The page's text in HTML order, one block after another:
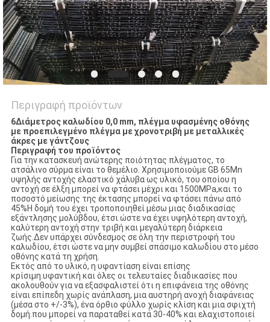
Περιγραφή προϊόντων
6Διάμετρος καλωδίου 0,0 mm, πλέγμα υφασμένης οθόνης
με προεπιλεγμένο πλέγμα με χρονοτριβή με μεταλλικές
άκρες με γάντζους
Περιγραφή του προϊόντος
Για την κατασκευή ανώτερης ποιότητας πλέγματος, το
ατσάλινο σύρμα είναι το θεμέλιο. Χρησιμοποιούμε GB 65Mn
υψηλής αντοχής ελαστικό χάλυβα ως υλικό, του οποίου η
αντοχή σε έλξη μπορεί να φτάσει μέχρι και 1500MPa,και το
ποσοστό μείωσης της έκτασης μπορεί να φτάσει πάνω από
45%Η δομή του έχει τροποποιηθεί μέσω μιας διαδικασίας
εξάντλησης μολύβδου, έτσι ώστε να έχει υψηλότερη αντοχή,
καλύτερη αντοχή στην τριβή και μεγαλύτερη διάρκεια
ζωής.Δεν υπάρχει σύνδεσμος σε όλη την περιστροφή του
καλωδίου, έτσι ώστε να μην συμβεί σπάσιμο καλωδίου στο μέσο
οθόνης κατά τη χρήση.
Εκτός από το υλικό, η υφαντίαση είναι επίσης
κρίσιμη.υφαντική και όλες οι τελευταίες διαδικασίες που
ακολουθούν για να εξασφαλιστεί ότι η επιφάνεια της οθόνης
είναι επίπεδη χωρίς ανάπλαση, μια αυστηρή ανοχή διαφάνειας
(μέσα στο +/-3%), ένα όρθιο φύλλο χωρίς κλίση και μια σφιχτή
δομή.που μπορεί να παραταθεί κατά 30-40% και ελαχιστοποιεί